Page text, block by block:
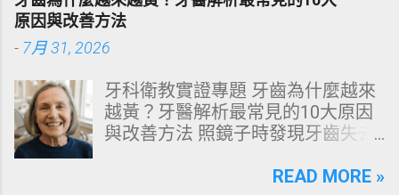
原因與改善方法
- 7月 31, 2026
牙科衛教實證專題 牙齒為什麼越來
越黃？牙醫解析最常見的10大原因
與改善方法 照鏡子時發現牙齒失去
文由專業牙科思維出發，深度剖析
READ MORE »